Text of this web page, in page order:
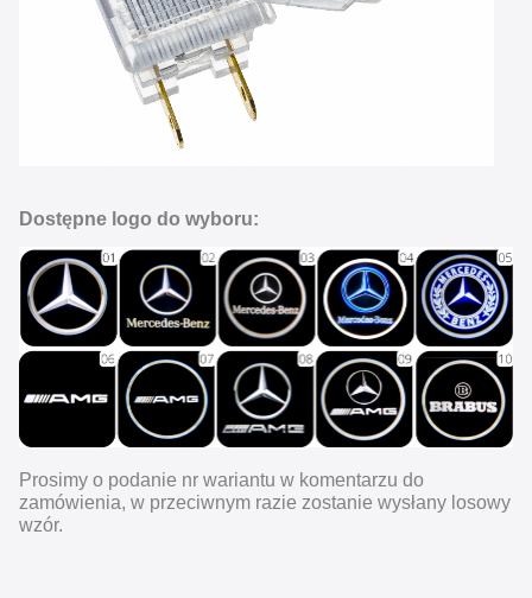
Dostępne logo do wyboru:
Prosimy o podanie nr wariantu w komentarzu do
zamówienia, w przeciwnym razie zostanie wysłany losowy
wzór.